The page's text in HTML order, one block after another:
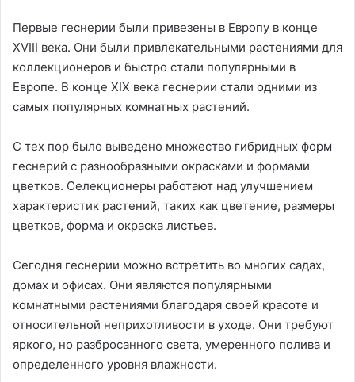
Первые геснерии были привезены в Европу в конце
XVIII века. Они были привлекательными растениями для
коллекционеров и быстро стали популярными в
Европе. В конце XIX века геснерии стали одними из
самых популярных комнатных растений.
С тех пор было выведено множество гибридных форм
геснерий с разнообразными окрасками и формами
цветков. Селекционеры работают над улучшением
характеристик растений, таких как цветение, размеры
цветков, форма и окраска листьев.
Сегодня геснерии можно встретить во многих садах,
домах и офисах. Они являются популярными
комнатными растениями благодаря своей красоте и
относительной неприхотливости в уходе. Они требуют
яркого, но разбросанного света, умеренного полива и
определенного уровня влажности.